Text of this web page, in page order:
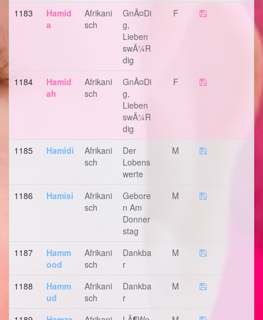
1183
Hamid
A
Afrikani
Sch
GnÃ¤di
G,
Lieben
SwÃ¼r
Dig
F
1184
Hamid
Ah
Afrikani
Sch
GnÃ¤di
G,
Lieben
SwÃ¼r
Dig
F
1185 Hamidi
Afrikani
Sch
Der
Lobens
Werte
M
1186 Hamisi
Afrikani
Sch
Gebore
N Am
Donner
Stag
M
1187
Hamm
Ood
Afrikani
Sch
Dankba
R
M
1188
Hamm
Ud
Afrikani
Sch
Dankba
R
M